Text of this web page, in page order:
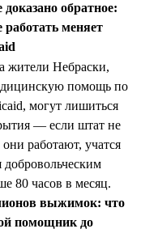
доказано обратное:
работать меняет
жители Небраски,
помощь по
могут лишиться
— если штат не
работают, учатся
80 часов в месяц.
выжимок: что
помощник до